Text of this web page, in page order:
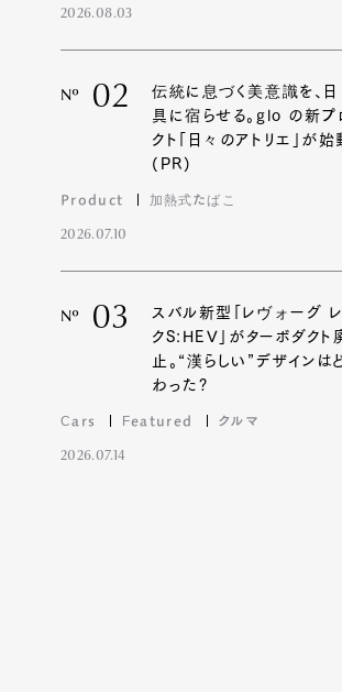
2026.08.03
Nº 02
伝統に息づく美意識を、
具に宿らせる。glo の新プ
クト「日々のアトリエ」が始
(PR)
Product 加熱式たばこ
2026.07.10
Nº 03
スバル新型「レヴォーグ レ
クS:HEV」がターボダクト
止。“漢らしい”デザインは
わった?
Cars Featured クルマ
2026.07.14